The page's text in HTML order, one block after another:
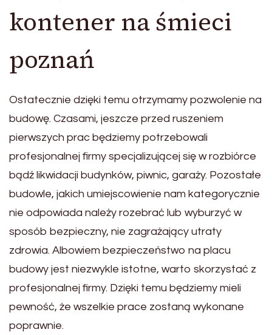
kontener na śmieci
poznań
Ostatecznie dzięki temu otrzymamy pozwolenie na
budowę. Czasami, jeszcze przed ruszeniem
pierwszych prac będziemy potrzebowali
profesjonalnej firmy specjalizującej się w rozbiórce
bądź likwidacji budynków, piwnic, garaży. Pozostałe
budowle, jakich umiejscowienie nam kategorycznie
nie odpowiada należy rozebrać lub wyburzyć w
sposób bezpieczny, nie zagrażający utraty
zdrowia. Albowiem bezpieczeństwo na placu
budowy jest niezwykle istotne, warto skorzystać z
profesjonalnej firmy. Dzięki temu będziemy mieli
pewność, że wszelkie prace zostaną wykonane
poprawnie.